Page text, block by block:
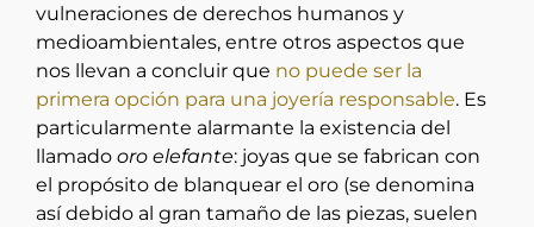
vulneraciones de derechos humanos y
medioambientales, entre otros aspectos que
nos llevan a concluir que no puede ser la
primera opción para una joyería responsable. Es
particularmente alarmante la existencia del
llamado oro elefante: joyas que se fabrican con
el propósito de blanquear el oro (se denomina
así debido al gran tamaño de las piezas, suelen